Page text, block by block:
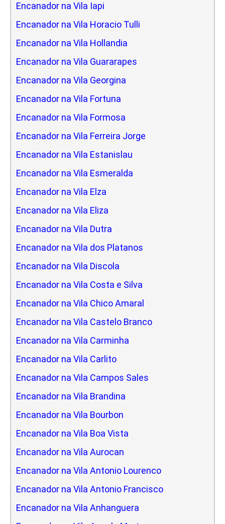
Encanador na Vila Iapi
Encanador na Vila Horacio Tulli
Encanador na Vila Hollandia
Encanador na Vila Guararapes
Encanador na Vila Georgina
Encanador na Vila Fortuna
Encanador na Vila Formosa
Encanador na Vila Ferreira Jorge
Encanador na Vila Estanislau
Encanador na Vila Esmeralda
Encanador na Vila Elza
Encanador na Vila Eliza
Encanador na Vila Dutra
Encanador na Vila dos Platanos
Encanador na Vila Discola
Encanador na Vila Costa e Silva
Encanador na Vila Chico Amaral
Encanador na Vila Castelo Branco
Encanador na Vila Carminha
Encanador na Vila Carlito
Encanador na Vila Campos Sales
Encanador na Vila Brandina
Encanador na Vila Bourbon
Encanador na Vila Boa Vista
Encanador na Vila Aurocan
Encanador na Vila Antonio Lourenco
Encanador na Vila Antonio Francisco
Encanador na Vila Anhanguera